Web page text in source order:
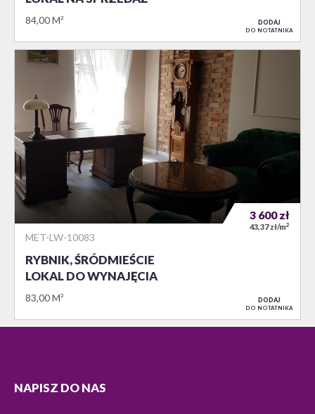
84,00 M² DODAJ
DO NOTATNIKA
MET-LW-10083
RYBNIK, ŚRÓDMIEŚCIE
LOKAL DO WYNAJĘCIA
83,00 M²
3 600zł
43,37 zł/m2
DODAJ
DO NOTATNIKA
NAPISZ DO NAS